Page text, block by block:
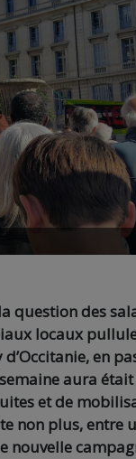
question des
locaux
en
aura
et de
non plus, entre
nouvelle